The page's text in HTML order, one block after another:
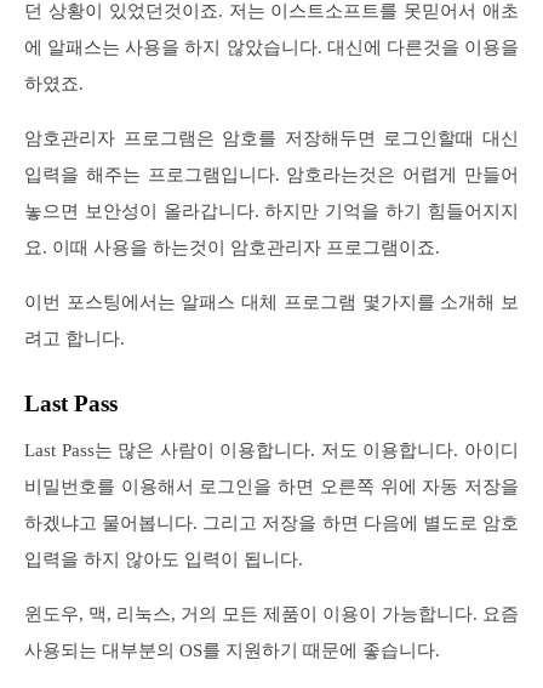
던 상황이 있었던것이죠. 저는 이스트소프트를 못믿어서 애초
에 알패스는 사용을 하지 않았습니다. 대신에 다른것을 이용을
하였죠.
암호관리자 프로그램은 암호를 저장해두면 로그인할때 대신
입력을 해주는 프로그램입니다. 암호라는것은 어렵게 만들어
놓으면 보안성이 올라갑니다. 하지만 기억을 하기 힘들어지지
요. 이때 사용을 하는것이 암호관리자 프로그램이죠.
이번 포스팅에서는 알패스 대체 프로그램 몇가지를 소개해 보
려고 합니다.
Last Pass
Last Pass는 많은 사람이 이용합니다. 저도 이용합니다. 아이디
비밀번호를 이용해서 로그인을 하면 오른쪽 위에 자동 저장을
하겠냐고 물어봅니다. 그리고 저장을 하면 다음에 별도로 암호
입력을 하지 않아도 입력이 됩니다.
윈도우, 맥, 리눅스, 거의 모든 제품이 이용이 가능합니다. 요즘
사용되는 대부분의 OS를 지원하기 때문에 좋습니다.